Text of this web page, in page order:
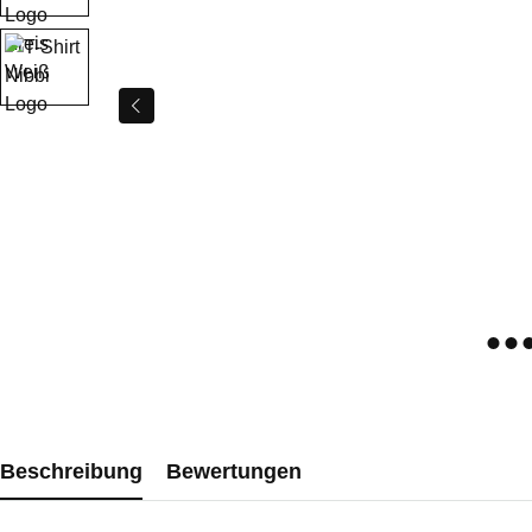
Beschreibung Bewertungen